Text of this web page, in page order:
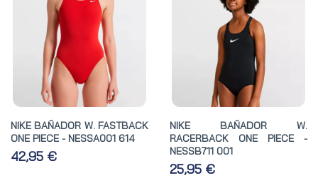
NIKE BAÑADOR W. FASTBACK
ONE PIECE - NESSA001 614
42,95 €
NIKE BAÑADOR W.
RACERBACK ONE PIECE -
NESSB711 001
25,95 €